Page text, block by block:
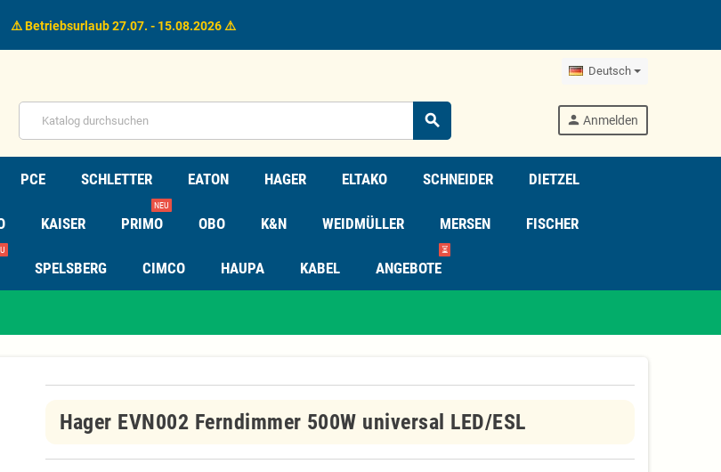
⚠️ Betriebsurlaub 27.07. - 15.08.2026 ⚠️
Deutsch
search person Anmelden
PCE SCHLETTER EATON HAGER ELTAKO SCHNEIDER DIETZEL
KAISER PRIMO
NEU
OBO K&N WEIDMÜLLER MERSEN FISCHER
SPELSBERG CIMCO HAUPA KABEL ANGEBOTE
⏳
Hager EVN002 Ferndimmer 500W universal LED/ESL